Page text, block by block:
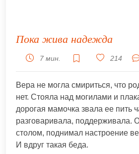
Пока жива надежда
7 мин. 214
Вера не могла смириться, что
нет. Стояла над могилами и
дорогая мамочка звала ее пить
разговаривала, поддерживала.
столом, поднимал настроение
И вдруг такая беда.